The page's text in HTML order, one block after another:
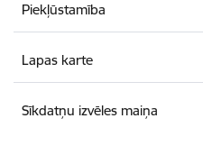
Piekļūstamība
Lapas karte
Sīkdatņu izvēles maiņa